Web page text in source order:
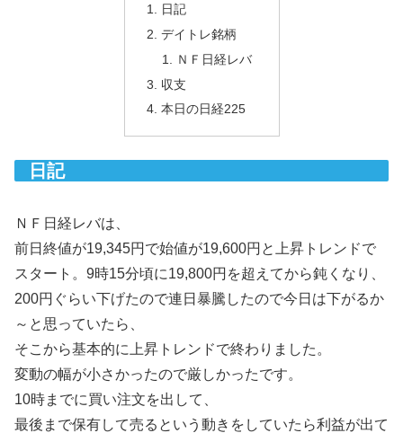
日記
デイトレ銘柄
ＮＦ日経レバ
収支
本日の日経225
日記
ＮＦ日経レバは、
前日終値が19,345円で始値が19,600円と上昇トレンドで
スタート。9時15分頃に19,800円を超えてから鈍くなり、
200円ぐらい下げたので連日暴騰したので今日は下がるか
～と思っていたら、
そこから基本的に上昇トレンドで終わりました。
変動の幅が小さかったので厳しかったです。
10時までに買い注文を出して、
最後まで保有して売るという動きをしていたら利益が出て